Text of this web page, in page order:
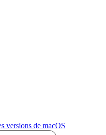
versions de macOS